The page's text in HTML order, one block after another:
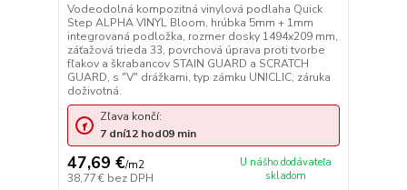
Vodeodolná kompozitná vinylová podlaha Quick
Step ALPHA VINYL Bloom, hrúbka 5mm + 1mm
integrovaná podložka, rozmer dosky 1494x209 mm,
záťažová trieda 33, povrchová úprava proti tvorbe
fľakov a škrabancov STAIN GUARD a SCRATCH
GUARD, s "V" drážkami, typ zámku UNICLIC, záruka
doživotná.
47,69 €/m2
38,77 € bez DPH
U nášho dodávateľa
skladom
Zľava končí:
7 dní12 hod09 min